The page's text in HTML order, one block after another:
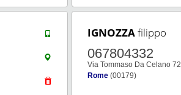
IGNOZZAfilippo
067804332
Via Tommaso Da Celano 72
Rome (00179)